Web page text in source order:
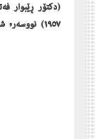
(دکتۆر ڕێبوار
١٩٥٧) نووسەر, شارەزای ڕۆژھەڵاتی ناوەڕاست.